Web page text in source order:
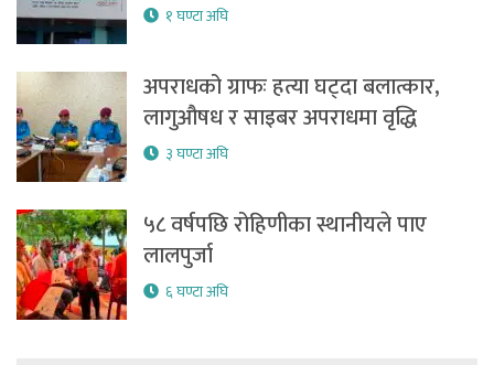
१ घण्टा अघि
अपराधको ग्राफः हत्या घट्दा बलात्कार,
लागुऔषध र साइबर अपराधमा वृद्धि
३ घण्टा अघि
५८ वर्षपछि रोहिणीका स्थानीयले पाए
लालपुर्जा
६ घण्टा अघि